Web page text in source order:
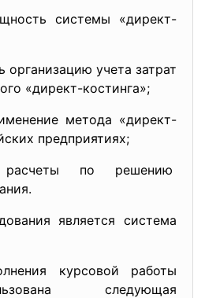
системы «директ-
организацию учета затрат
«директ-костинга»;
метода «директ-
предприятиях;
расчеты по решению
является система
курсовой работы
следующая